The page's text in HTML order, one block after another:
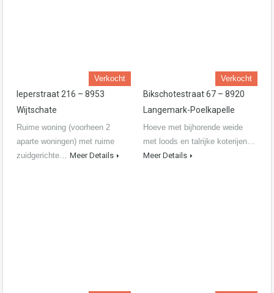
Verkocht
Ieperstraat 216 – 8953
Wijtschate
Ruime woning (voorheen 2
aparte woningen) met ruime
zuidgerichte… Meer Details
Verkocht
Bikschotestraat 67 – 8920
Langemark-Poelkapelle
Hoeve met bijhorende weide
met loods en talrijke koterijen…
Meer Details